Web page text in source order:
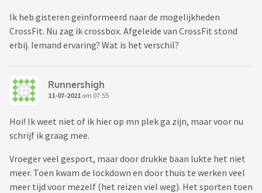
Ik heb gisteren geïnformeerd naar de mogelijkheden
CrossFit. Nu zag ik crossbox. Afgeleide van CrossFit stond
erbij. Iemand ervaring? Wat is het verschil?
Runnershigh
11-07-2021 om 07:55
Hoi! Ik weet niet of ik hier op mn plek ga zijn, maar voor nu
schrijf ik graag mee.
Vroeger veel gesport, maar door drukke baan lukte het niet
meer. Toen kwam de lockdown en door thuis te werken veel
meer tijd voor mezelf (het reizen viel weg). Het sporten toen